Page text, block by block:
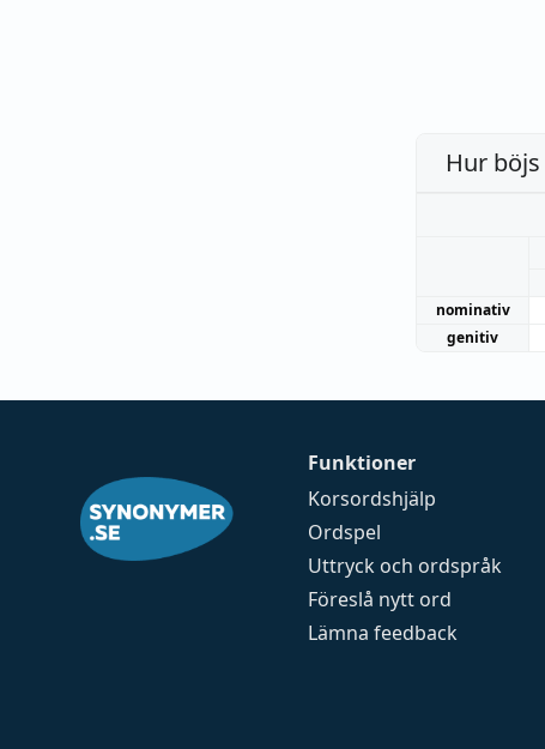
Hur böjs
nominativ
genitiv
Funktioner
Korsordshjälp
Ordspel
Uttryck och ordspråk
Föreslå nytt ord
Lämna feedback